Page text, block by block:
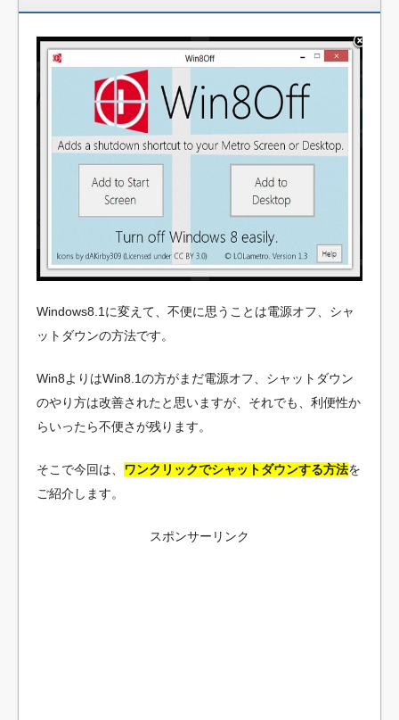
Windows8.1に変えて、不便に思うことは電源オフ、シャ
ットダウンの方法です。
Win8よりはWin8.1の方がまだ電源オフ、シャットダウン
のやり方は改善されたと思いますが、それでも、利便性か
らいったら不便さが残ります。
そこで今回は、 ワンクリックでシャットダウンする方法を
ご紹介します。
スポンサーリンク